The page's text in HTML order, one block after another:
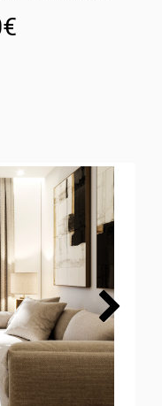
Next